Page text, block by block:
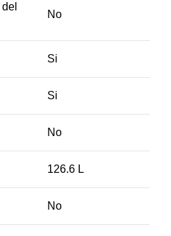
No
Si
Si
No
126.6 L
No